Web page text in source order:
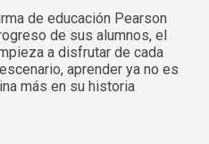
de educación Pearson
de sus alumnos, el
a disfrutar de cada
aprender ya no es
más en su historia